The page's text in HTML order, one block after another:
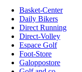
Basket-Center
Daily Bikers
Direct Running
Direct-Volley
Espace Golf
Foot-Store
Galoppostore